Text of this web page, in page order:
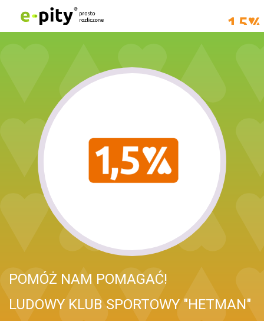
POMÓŻ NAM POMAGAĆ!
LUDOWY KLUB SPORTOWY "HETMAN"